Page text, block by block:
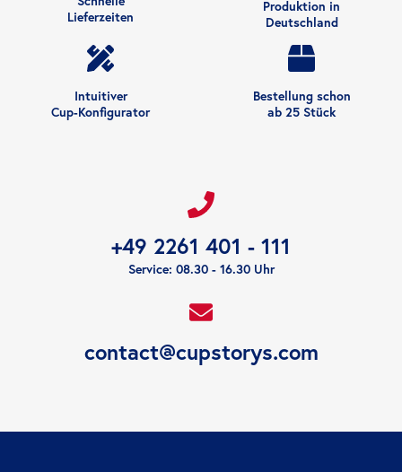
Lieferzeiten
Produktion in
Deutschland
Intuitiver
Cup-Konfigurator
Bestellung schon
ab 25 Stück
+49 2261 401 - 111
Service: 08.30 - 16.30 Uhr
contact@cupstorys.com